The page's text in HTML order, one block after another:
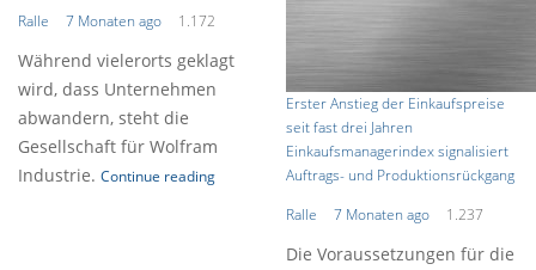
Ralle
7 Monaten ago 1.172
Während vielerorts geklagt
wird, dass Unternehmen
abwandern, steht die
Gesellschaft für Wolfram
Industrie. Continue reading
Erster Anstieg der Einkaufspreise
seit fast drei Jahren
Einkaufsmanagerindex signalisiert
Auftrags- und Produktionsrückgang
Ralle
7 Monaten ago 1.237
Die Voraussetzungen für die